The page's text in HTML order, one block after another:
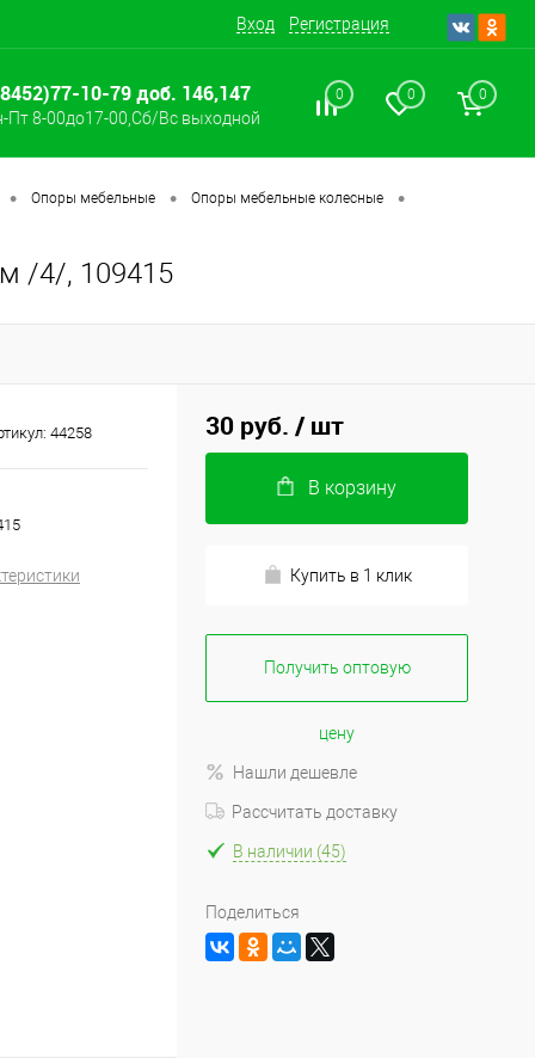
Вход Регистрация
10-79 доб. 146,147
Пт 8-00до17-00,Сб/Вс выходной
0 0 0
• Опоры мебельные • Опоры мебельные колесные •
/4/, 109415
44258 30 руб. / шт
В корзину
Купить в 1 клик
Получить оптовую
цену
Нашли дешевле
Рассчитать доставку
В наличии (45)
Поделиться